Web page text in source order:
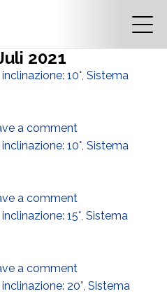
2021
10°, Sistema
a comment
10°, Sistema
a comment
15°, Sistema
a comment
20°, Sistema